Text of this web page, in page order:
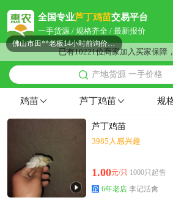
全国专业芦丁鸡苗交易平台
一手货源 / 规格齐全 / 最新报价
已有10221位商家加入买家保障
产地货源 一手价格
佛山市姜**老板54分钟前获取了报价
佛山市岳**老板10分钟前获取了报价
佛山市田**老板14小时前询价供应商
附近宁**老板9小时前获取了报价
附近严**老板50分钟前成功采购
附近戚**老板29分钟前获取了报价
附近吴**老板33分钟前看了商品
佛山市康**老板19小时前成功采购
佛山市梁**老板11小时前看了商品
鸡苗 芦丁鸡苗 规
芦丁鸡苗
3985人感兴趣
1.00元/只 1000只起售
6年老店 李记活禽